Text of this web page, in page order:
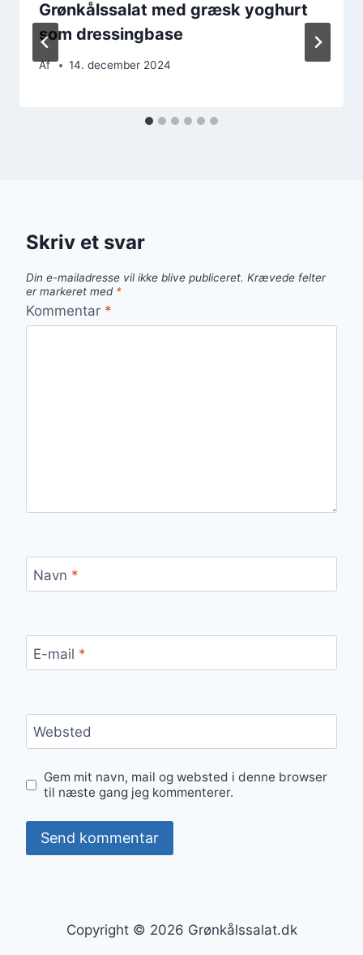
Grønkålssalat med græsk yoghurt
som dressingbase
Af 14. december 2024
Skriv et svar
Din e-mailadresse vil ikke blive publiceret. Krævede felter
er markeret med *
Kommentar *
Navn *
E-mail *
Websted
Gem mit navn, mail og websted i denne browser
til næste gang jeg kommenterer.
Copyright © 2026 Grønkålssalat.dk